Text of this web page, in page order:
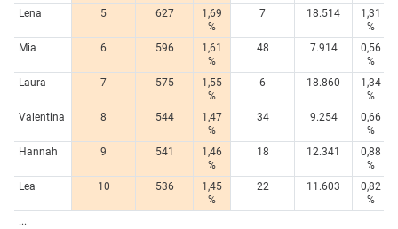
Lena
5 627
1,69
%
7 18.514
1,31
%
Mia
6 596
1,61
%
48 7.914
0,56
%
Laura
7 575
1,55
%
6 18.860
1,34
%
Valentina
8 544
1,47
%
34 9.254
0,66
%
Hannah
9 541
1,46
%
18 12.341
0,88
%
Lea
10 536
1,45
%
22 11.603
0,82
%
...